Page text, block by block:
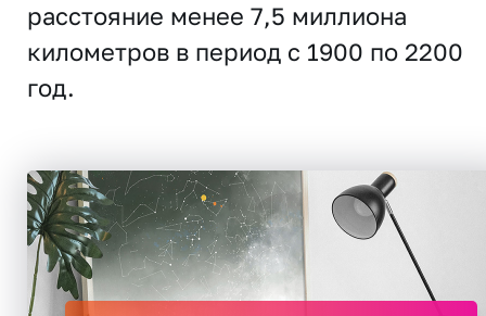
расстояние менее 7,5 миллиона
километров в период с 1900 по 2200
год.